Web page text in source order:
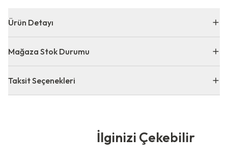
Ürün Detayı
Mağaza Stok Durumu
Taksit Seçenekleri
İlginizi Çekebilir